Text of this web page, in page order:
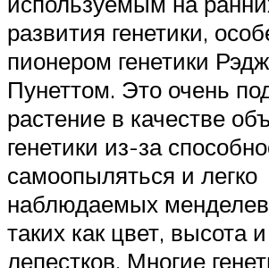
развития генетики,
пионером генетики
Пунеттом. Это очень
растение в качестве
генетики из-за
самоопыляться и легко
наблюдаемых
таких как цвет, высота
лепестков. Многие